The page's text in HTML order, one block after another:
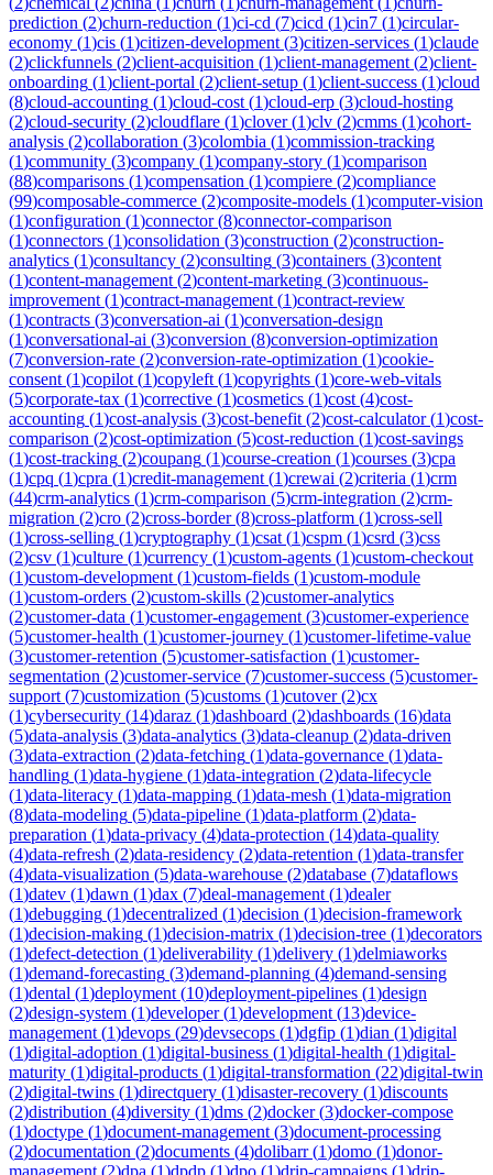
prediction (2)churn-reduction (1)ci-cd (7)cicd (1)cin7 (1)circular-
economy (1)cis (1)citizen-development (3)citizen-services (1)claude
(2)clickfunnels (2)client-acquisition (1)client-management (2)client-
onboarding (1)client-portal (2)client-setup (1)client-success (1)cloud
(8)cloud-accounting (1)cloud-cost (1)cloud-erp (3)cloud-hosting
(2)cloud-security (2)cloudflare (1)clover(1)clv (2)cmms (1)cohort-
analysis (2)collaboration (3)colombia (1)commission-tracking
(1)community (3)company (1)company-story (1)comparison
(88)comparisons (1)compensation (1)compiere (2)compliance
(99)composable-commerce (2)composite-models (1)computer-vision
(1)configuration (1)connector(8)connector-comparison
(1)connectors (1)consolidation (3)construction (2)construction-
analytics (1)consultancy (2)consulting (3)containers (3)content
(1)content-management (2)content-marketing (3)continuous-
improvement (1)contract-management (1)contract-review
(1)contracts (3)conversation-ai (1)conversation-design
(1)conversational-ai (3)conversion (8)conversion-optimization
(7)conversion-rate (2)conversion-rate-optimization (1)cookie-
consent (1)copilot (1)copyleft (1)copyrights (1)core-web-vitals
(5)corporate-tax (1)corrective (1)cosmetics (1)cost (4)cost-
accounting (1)cost-analysis (3)cost-benefit (2)cost-calculator(1)cost-
comparison (2)cost-optimization (5)cost-reduction (1)cost-savings
(1)cost-tracking (2)coupang (1)course-creation (1)courses (3)cpa
(1)cpq (1)cpra (1)credit-management (1)crewai (2)criteria (1)crm
(44)crm-analytics (1)crm-comparison (5)crm-integration (2)crm-
migration (2)cro (2)cross-border(8)cross-platform (1)cross-sell
(1)cross-selling (1)cryptography (1)csat (1)cspm (1)csrd (3)css
(2)csv (1)culture (1)currency (1)custom-agents (1)custom-checkout
(1)custom-development (1)custom-fields (1)custom-module
(1)custom-orders (2)custom-skills (2)customer-analytics
(2)customer-data (1)customer-engagement (3)customer-experience
(5)customer-health (1)customer-journey (1)customer-lifetime-value
(3)customer-retention (5)customer-satisfaction (1)customer-
segmentation (2)customer-service (7)customer-success (5)customer-
support (7)customization (5)customs (1)cutover(2)cx
(1)cybersecurity (14)daraz (1)dashboard (2)dashboards (16)data
(5)data-analysis (3)data-analytics (3)data-cleanup (2)data-driven
(3)data-extraction (2)data-fetching (1)data-governance (1)data-
handling (1)data-hygiene (1)data-integration (2)data-lifecycle
(1)data-literacy (1)data-mapping (1)data-mesh (1)data-migration
(8)data-modeling (5)data-pipeline (1)data-platform (2)data-
preparation (1)data-privacy (4)data-protection (14)data-quality
(4)data-refresh (2)data-residency (2)data-retention (1)data-transfer
(4)data-visualization (5)data-warehouse (2)database (7)dataflows
(1)datev (1)dawn (1)dax (7)deal-management (1)dealer
(1)debugging (1)decentralized (1)decision (1)decision-framework
(1)decision-making (1)decision-matrix (1)decision-tree (1)decorators
(1)defect-detection (1)deliverability (1)delivery (1)delmiaworks
(1)demand-forecasting (3)demand-planning (4)demand-sensing
(1)dental (1)deployment (10)deployment-pipelines (1)design
(2)design-system (1)developer(1)development (13)device-
management (1)devops (29)devsecops (1)dgfip (1)dian (1)digital
(1)digital-adoption (1)digital-business (1)digital-health (1)digital-
maturity (1)digital-products (1)digital-transformation (22)digital-twin
(2)digital-twins (1)directquery (1)disaster-recovery (1)discounts
(2)distribution (4)diversity (1)dms (2)docker(3)docker-compose
(1)doctype (1)document-management (3)document-processing
(2)documentation (2)documents (4)dolibarr(1)domo (1)donor-
management (2)dpa (1)dpdp (1)dpo (1)drip-campaigns (1)drip-